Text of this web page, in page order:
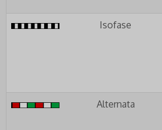
Isofase
Alternata